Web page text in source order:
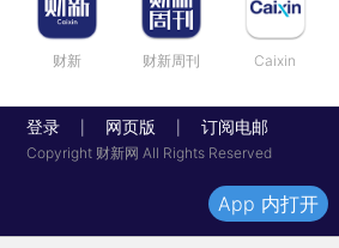
财新 财新周刊 Caixin
登录 网页版 订阅电邮
Copyright 财新网 All Rights Reserved
App 内打开